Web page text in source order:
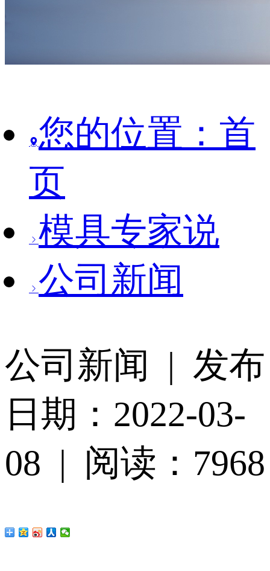
您的位置：首
页
模具专家说
公司新闻
公司新闻 | 发布
日期：2022-03-
08 | 阅读：7968